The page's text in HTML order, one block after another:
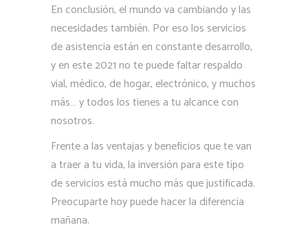
En conclusión, el mundo va cambiando y las
necesidades también. Por eso los servicios
de asistencia están en constante desarrollo,
y en este 2021 no te puede faltar respaldo
vial, médico, de hogar, electrónico, y muchos
más… y todos los tienes a tu alcance con
nosotros.
Frente a las ventajas y beneficios que te van
a traer a tu vida, la inversión para este tipo
de servicios está mucho más que justificada.
Preocuparte hoy puede hacer la diferencia
mañana.